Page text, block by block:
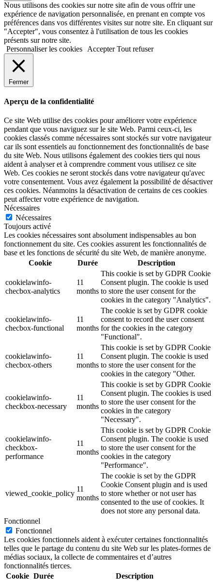
Nous utilisons des cookies sur notre site afin de vous offrir une
expérience de navigation personnalisée, en prenant en compte vos
préférences dans vos différentes visites sur notre site. En cliquant sur
"Accepter", vous consentez à l'utilisation de tous les cookies
présents sur notre site.
Personnaliser les cookies
Accepter Tout refuser
Fermer
Aperçu de la confidentialité
Ce site Web utilise des cookies pour améliorer votre expérience
pendant que vous naviguez sur le site Web. Parmi ceux-ci, les
cookies classés comme nécessaires sont stockés sur votre navigateur
car ils sont essentiels au fonctionnement des fonctionnalités de base
du site Web. Nous utilisons également des cookies tiers qui nous
aident à analyser et à comprendre comment vous utilisez ce site
Web. Ces cookies ne seront stockés dans votre navigateur qu'avec
votre consentement. Vous avez également la possibilité de désactiver
ces cookies. Néanmoins la désactivation de certains de ces cookies
peut affecter votre expérience de navigation.
Nécessaires
Nécessaires
Toujours activé
Les cookies nécessaires sont absolument indispensables au bon
fonctionnement du site. Ces cookies assurent les fonctionnalités de
base et les fonctions de sécurité du site Web, de manière anonyme.
Cookie
Durée Description
cookielawinfo-
checbox-analytics
11
months
This cookie is set by GDPR Cookie
Consent plugin. The cookie is used
to store the user consent for the
cookies in the category "Analytics".
cookielawinfo-
checbox-functional
11
months
The cookie is set by GDPR cookie
consent to record the user consent
for the cookies in the category
"Functional".
cookielawinfo-
checbox-others
11
months
This cookie is set by GDPR Cookie
Consent plugin. The cookie is used
to store the user consent for the
cookies in the category "Other.
cookielawinfo-
checkbox-necessary
11
months
This cookie is set by GDPR Cookie
Consent plugin. The cookies is used
to store the user consent for the
cookies in the category
"Necessary".
cookielawinfo-
checkbox-
performance
11
months
This cookie is set by GDPR Cookie
Consent plugin. The cookie is used
to store the user consent for the
cookies in the category
"Performance".
viewed_cookie_policy
11
months
The cookie is set by the GDPR
Cookie Consent plugin and is used
to store whether or not user has
consented to the use of cookies. It
does not store any personal data.
Fonctionnel
Fonctionnel
Les cookies fonctionnels aident à exécuter certaines fonctionnalités
telles que le partage du contenu du site Web sur les plates-formes de
médias sociaux, la collecte de commentaires et d’autres
fonctionnalités tierces.
Cookie Durée Description